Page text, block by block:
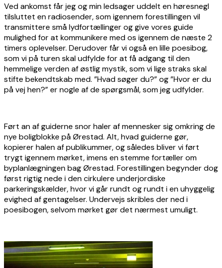
Ved ankomst får jeg og min ledsager uddelt en høresnegl
tilsluttet en radiosender, som igennem forestillingen vil
transmittere små lydfortællinger og give vores guide
mulighed for at kommunikere med os igennem de næste 2
timers oplevelser. Derudover får vi også en lille poesibog,
som vi på turen skal udfylde for at få adgang til den
hemmelige verden af østlig mystik, som vi lige straks skal
stifte bekendtskab med. ”Hvad søger du?” og ”Hvor er du
på vej hen?” er nogle af de spørgsmål, som jeg udfylder.
Ført an af guiderne snor haler af mennesker sig omkring de
nye boligblokke på Ørestad. Alt, hvad guiderne gør,
kopierer halen af publikummer, og således bliver vi ført
trygt igennem mørket, imens en stemme fortæller om
byplanlægningen bag Ørestad. Forestillingen begynder dog
først rigtig nede i den cirkulere underjordiske
parkeringskælder, hvor vi går rundt og rundt i en uhyggelig
evighed af gentagelser. Undervejs skribles der ned i
poesibogen, selvom mørket gør det nærmest umuligt.